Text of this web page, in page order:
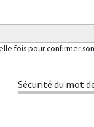
fois pour confirmer
Sécurité du mot